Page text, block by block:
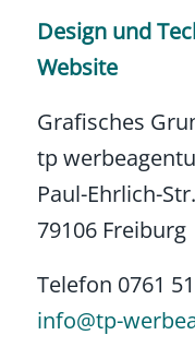
Design und
Website
Grafisches
tp
Paul-Ehrlich-
79106 Freiburg
Telefon 0761
info@tp-